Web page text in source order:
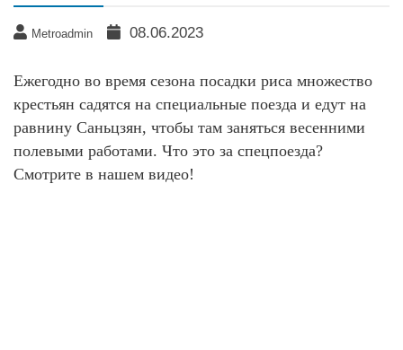
Metroadmin 08.06.2023
Ежегодно во время сезона посадки риса множество
крестьян садятся на специальные поезда и едут на
равнину Саньцзян, чтобы там заняться весенними
полевыми работами. Что это за спецпоезда?
Смотрите в нашем видео!